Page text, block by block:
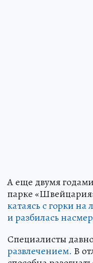
А еще двумя
парке
катаясь с горки на
и разбилась
Специалисты
развлечением. В